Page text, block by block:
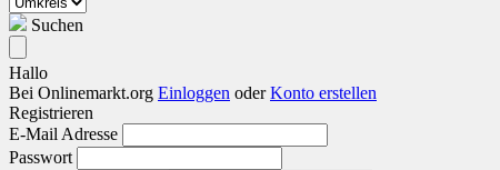
Suchen
Hallo
Bei Onlinemarkt.org Einloggen oderKonto erstellen
Registrieren
E-Mail Adresse
Passwort